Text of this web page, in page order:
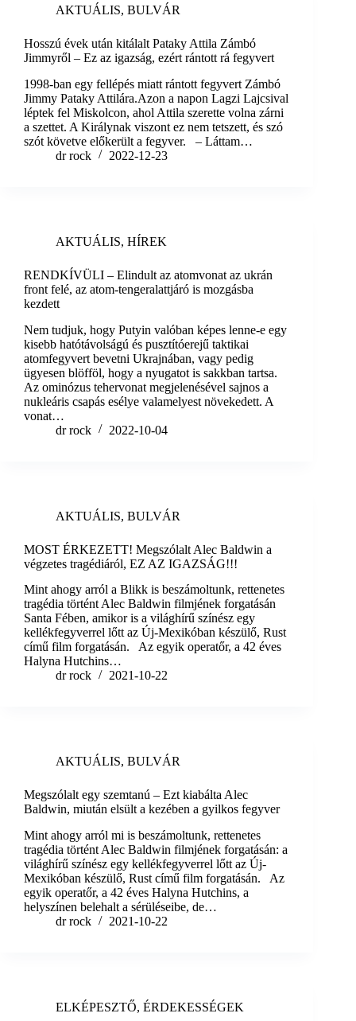
AKTUÁLIS, BULVÁR
Hosszú évek után kitálalt Pataky Attila Zámbó
Jimmyről – Ez az igazság, ezért rántott rá fegyvert
1998-ban egy fellépés miatt rántott fegyvert Zámbó
Jimmy Pataky Attilára.Azon a napon Lagzi Lajcsival
léptek fel Miskolcon, ahol Attila szerette volna zárni
a szettet. A Királynak viszont ez nem tetszett, és szó
szót követve előkerült a fegyver. – Láttam…
dr rock
2022-12-23
AKTUÁLIS, HÍREK
RENDKÍVÜLI – Elindult az atomvonat az ukrán
front felé, az atom-tengeralattjáró is mozgásba
kezdett
Nem tudjuk, hogy Putyin valóban képes lenne-e egy
kisebb hatótávolságú és pusztítóerejű taktikai
atomfegyvert bevetni Ukrajnában, vagy pedig
ügyesen blöfföl, hogy a nyugatot is sakkban tartsa.
Az ominózus tehervonat megjelenésével sajnos a
nukleáris csapás esélye valamelyest növekedett. A
vonat…
dr rock
2022-10-04
AKTUÁLIS, BULVÁR
MOST ÉRKEZETT! Megszólalt Alec Baldwin a
végzetes tragédiáról, EZ AZ IGAZSÁG!!!
Mint ahogy arról a Blikk is beszámoltunk, rettenetes
tragédia történt Alec Baldwin filmjének forgatásán
Santa Fében, amikor is a világhírű színész egy
kellékfegyverrel lőtt az Új-Mexikóban készülő, Rust
című film forgatásán. Az egyik operatőr, a 42 éves
Halyna Hutchins…
dr rock
2021-10-22
AKTUÁLIS, BULVÁR
Megszólalt egy szemtanú – Ezt kiabálta Alec
Baldwin, miután elsült a kezében a gyilkos fegyver
Mint ahogy arról mi is beszámoltunk, rettenetes
tragédia történt Alec Baldwin filmjének forgatásán: a
világhírű színész egy kellékfegyverrel lőtt az Új-
Mexikóban készülő, Rust című film forgatásán. Az
egyik operatőr, a 42 éves Halyna Hutchins, a
helyszínen belehalt a sérüléseibe, de…
dr rock
2021-10-22
ELKÉPESZTŐ, ÉRDEKESSÉGEK